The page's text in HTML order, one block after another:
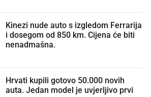
Kinezi nude auto s izgledom Ferrarija
i dosegom od 850 km. Cijena će biti
nenadmašna.
Hrvati kupili gotovo 50.000 novih
auta. Jedan model je uvjerljivo prvi